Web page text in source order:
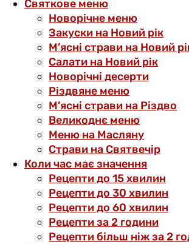
Святкове меню
Новорічне меню
Закуски на Новий рік
М’ясні страви на Новий
Салати на Новий рік
Новорічні десерти
Різдвяне меню
М’ясні страви на Різдво
Великоднє меню
Меню на Масляну
Страви на Святвечір
Коли час має значення
Рецепти до 15 хвилин
Рецепти до 30 хвилин
Рецепти до 60 хвилин
Рецепти за 2 години
Рецепти більш ніж за 2